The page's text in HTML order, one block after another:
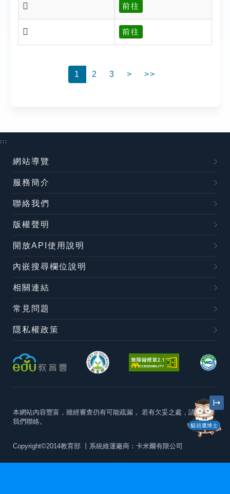
𠎘 前往
𠾧 前往
1 2 3 > >>
貓頭鷹博士
:::
網站導覽
服務簡介
聯絡我們
版權聲明
開放API使用說明
內嵌搜尋欄位說明
相關連結
常見問題
隱私權政策
本網站內容豐富，雖經審查仍有可能疏漏， 若有欠妥之處，請隨時與
我們聯絡。
Copyright©2014教育部 丨系統維運廠商：卡米爾有限公司